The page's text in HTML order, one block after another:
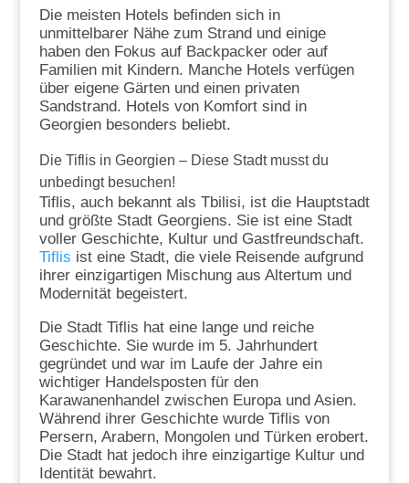
Die meisten Hotels befinden sich in
unmittelbarer Nähe zum Strand und einige
haben den Fokus auf Backpacker oder auf
Familien mit Kindern. Manche Hotels verfügen
über eigene Gärten und einen privaten
Sandstrand. Hotels von Komfort sind in
Georgien besonders beliebt.
Die Tiflis in Georgien – Diese Stadt musst du
unbedingt besuchen!
Tiflis, auch bekannt als Tbilisi, ist die Hauptstadt
und größte Stadt Georgiens. Sie ist eine Stadt
voller Geschichte, Kultur und Gastfreundschaft.
Tiflis ist eine Stadt, die viele Reisende aufgrund
ihrer einzigartigen Mischung aus Altertum und
Modernität begeistert.
Die Stadt Tiflis hat eine lange und reiche
Geschichte. Sie wurde im 5. Jahrhundert
gegründet und war im Laufe der Jahre ein
wichtiger Handelsposten für den
Karawanenhandel zwischen Europa und Asien.
Während ihrer Geschichte wurde Tiflis von
Persern, Arabern, Mongolen und Türken erobert.
Die Stadt hat jedoch ihre einzigartige Kultur und
Identität bewahrt.